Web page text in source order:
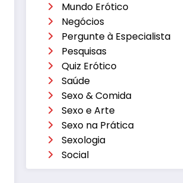
Mundo Erótico
Negócios
Pergunte à Especialista
Pesquisas
Quiz Erótico
Saúde
Sexo & Comida
Sexo e Arte
Sexo na Prática
Sexologia
Social